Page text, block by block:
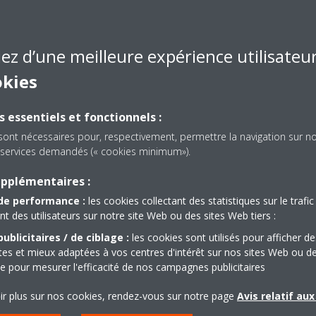
à l'état du produit, vous
avec les pièces de
le problème dès la première
et plus pratique. Cela
et les clients. Grâce au
appeler le client pour
avant qu'il ne vous
Paramètres d'urgence
d’une meilleure expérience
essentiels et fonctionnels :
nécessaires pour, respectivement, permettre la navigation sur
demandés (« cookies minimum»).
:
performance : les cookies collectant des statistiques sur le
des utilisateurs sur notre site Web ou des sites Web tiers :
/ de ciblage : les cookies sont utilisés pour afficher
et mieux adaptées à vos centres d'intérêt sur nos sites Web ou
pour mesurer l'efficacité de nos campagnes publicitaires
plus sur nos cookies, rendez-vous sur notre page Avis relatif